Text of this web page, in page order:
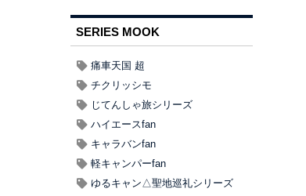
SERIES MOOK
痛車天国 超
チクリッシモ
じてんしゃ旅シリーズ
ハイエースfan
キャラバンfan
軽キャンパーfan
ゆるキャン△聖地巡礼シリーズ